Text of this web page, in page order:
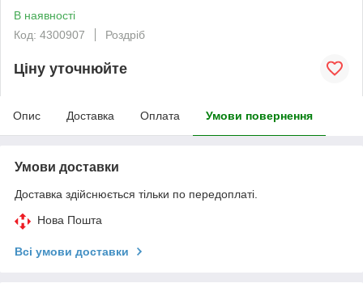
В наявності
Код: 4300907
Роздріб
Ціну уточнюйте
Опис Доставка Оплата Умови повернення
Умови доставки
Доставка здійснюється тільки по передоплаті.
Нова Пошта
Всі умови доставки